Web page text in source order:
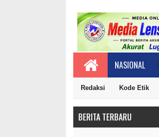
NASIONAL
Redaksi Kode Etik
BERITA TERBARU